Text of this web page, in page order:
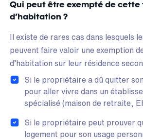
Qui peut être exempté de cette
d’habitation ?
Il existe de rares cas dans lesquels
peuvent faire valoir une exemption
d’habitation sur leur résidence
Si le propriétaire a dû quitter
pour aller vivre dans un
spécialisé (maison de retraite,
Si le propriétaire peut prouver
logement pour son usage